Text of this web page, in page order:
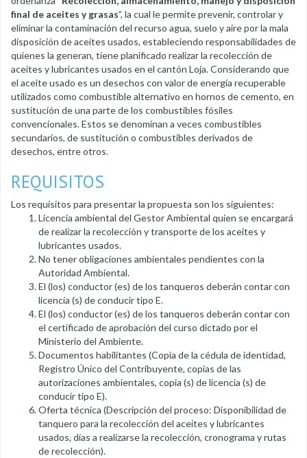
final de aceites y grasas”, la cual le permite prevenir, controlar y
eliminar la contaminación del recurso agua, suelo y aire por la mala
disposición de aceites usados, estableciendo responsabilidades de
quienes la generan, tiene planificado realizar la recolección de
aceites y lubricantes usados en el cantón Loja. Considerando que
el aceite usado es un desechos con valor de energía recuperable
utilizados como combustible alternativo en hornos de cemento, en
sustitución de una parte de los combustibles fósiles
convencionales. Estos se denominan a veces combustibles
secundarios, de sustitución o combustibles derivados de
desechos, entre otros.
REQUISITOS
Los requisitos para presentar la propuesta son los siguientes:
Licencia ambiental del Gestor Ambiental quien se encargará
de realizar la recolección y transporte de los aceites y
lubricantes usados.
No tener obligaciones ambientales pendientes con la
Autoridad Ambiental.
El (los) conductor (es) de los tanqueros deberán contar con
licencia (s) de conducir tipo E.
El (los) conductor (es) de los tanqueros deberán contar con
el certificado de aprobación del curso dictado por el
Ministerio del Ambiente.
Documentos habilitantes (Copia de la cédula de identidad,
Registro Único del Contribuyente, copias de las
autorizaciones ambientales, copia (s) de licencia (s) de
conducir tipo E).
Oferta técnica (Descripción del proceso: Disponibilidad de
tanquero para la recolección del aceites y lubricantes
usados, días a realizarse la recolección, cronograma y rutas
de recolección).